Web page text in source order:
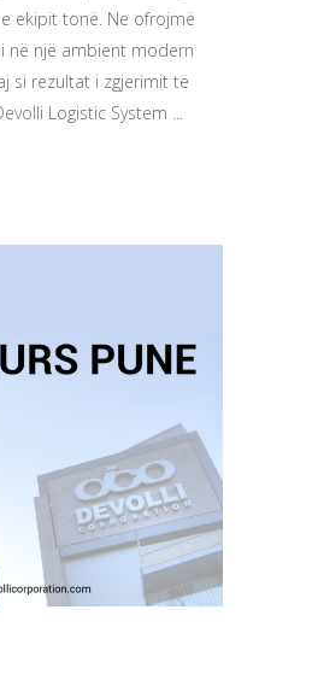
ekipit tonë. Ne ofrojmë
në një ambient modern
si rezultat i zgjerimit të
Logistic System